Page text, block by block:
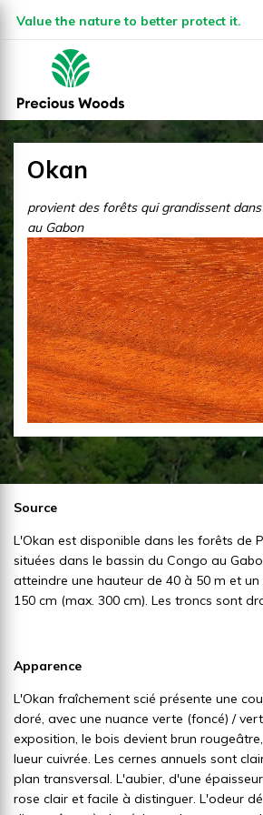
Value the nature to better protect it.
Okan
provient des forêts qui grandissent
au Gabon
Source
L'Okan est disponible dans les forêts de
situées dans le bassin du Congo au
atteindre une hauteur de 40 à 50 m et
150 cm (max. 300 cm). Les troncs sont
Apparence
L'Okan fraîchement scié présente une
doré, avec une nuance verte (foncé) /
exposition, le bois devient brun
lueur cuivrée. Les cernes annuels sont
plan transversal. L'aubier, d'une
rose clair et facile à distinguer. L'odeur